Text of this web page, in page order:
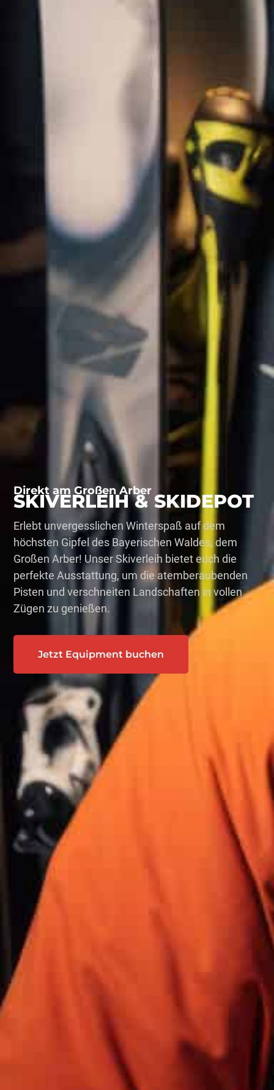
Direkt am Großen Arber
SKIVERLEIH & SKIDEPOT
Erlebt unvergesslichen Winterspaß auf dem
höchsten Gipfel des Bayerischen Waldes, dem
Großen Arber! Unser Skiverleih bietet euch die
perfekte Ausstattung, um die atemberaubenden
Pisten und verschneiten Landschaften in vollen
Zügen zu genießen.
Jetzt Equipment buchen